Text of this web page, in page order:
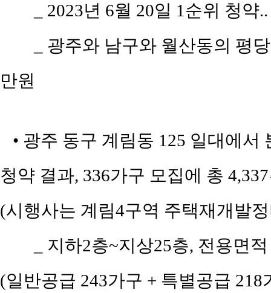
_ 2023년 6월 20일 1순위 청
_ 광주와 남구와 월산동의 평
만원
• 광주 동구 계림동 125 일대에서
청약 결과, 336가구 모집에 총
(시행사는 계림4구역 주택재개발
_ 지하2층~지상25층, 전용면
(일반공급 243가구 + 특별공급